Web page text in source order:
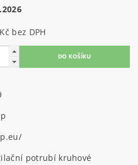
321 Kč bez DPH
potrubí kruhové